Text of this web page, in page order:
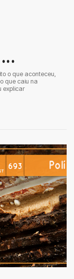
o que aconteceu,
que caiu na
explicar